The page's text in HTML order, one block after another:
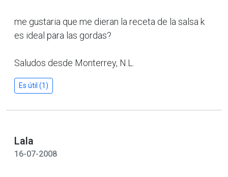
me gustaria que me dieran la receta de la salsa k
es ideal para las gordas?
Saludos desde Monterrey, N.L.
Es útil (1)
Lala
16-07-2008